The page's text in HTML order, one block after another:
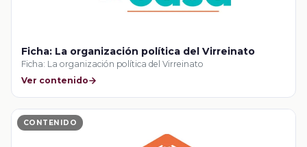
Ficha: La organización política del Virreinato
Ficha: La organización política del Virreinato
Ver contenido
CONTENIDO